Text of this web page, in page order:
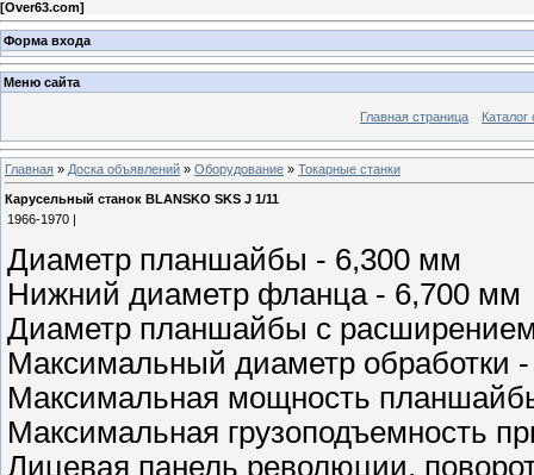
[Over63.com]
Форма входа
Меню сайта
Главная страница Каталог
Главная » Доска объявлений » Оборудование » Токарные станки
Карусельный станок BLANSKO SKS J 1/11
1966-1970 |
Диаметр планшайбы - 6,300 мм
Нижний диаметр фланца - 6,700 мм
Диаметр планшайбы с
Максимальный диаметр обработки
Максимальная мощность
Максимальная грузоподъемность
Лицевая панель революции,